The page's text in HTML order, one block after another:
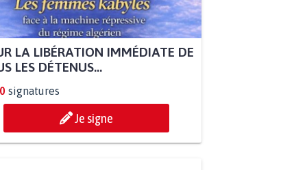
LA LIBÉRATION IMMÉDIATE DE
LES DÉTENUS...
signatures
Je signe